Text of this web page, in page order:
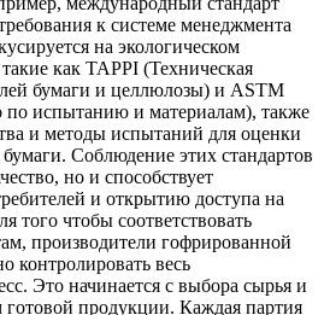
к системе менеджмента
на экологическом
как TAPPI (Техническая
бумаги и целлюлозы) и ASTM
по испытанию и материалам), также
и методы испытаний для оценки
Соблюдение этих стандартов
но и способствует
и открытию доступа на
того чтобы соответствовать
производители гофрированной
контролировать весь
Это начинается с выбора сырья и
готовой продукции. Каждая партия